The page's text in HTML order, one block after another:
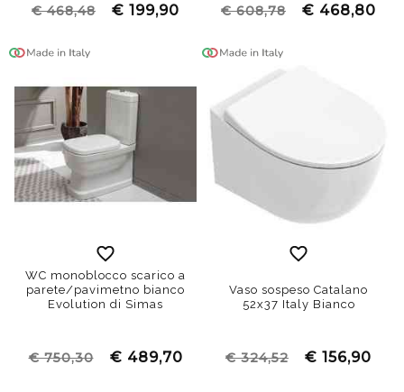
€ 468,48 € 199,90 € 608,78 € 468,80
WC monoblocco scarico a
parete/pavimetno bianco
Evolution di Simas
€ 750,30 € 489,70
Vaso sospeso Catalano
52x37 Italy Bianco
€ 324,52 € 156,90